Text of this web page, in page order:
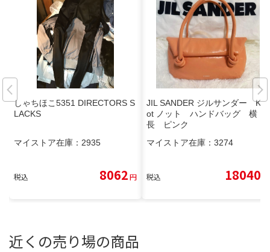
しゃちほこ5351 DIRECTORS S
LACKS
マイストア在庫： 2935
税込 8062円
JIL SANDER ジルサンダー Kn
ot ノット ハンドバッグ 横
長 ピンク
マイストア在庫： 3274
税込 18040
近くの売り場の商品